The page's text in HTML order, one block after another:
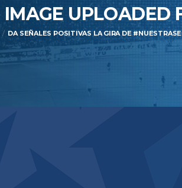
IMAGE UPLOADED
DA SEÑALES POSITIVAS LA GIRA DE